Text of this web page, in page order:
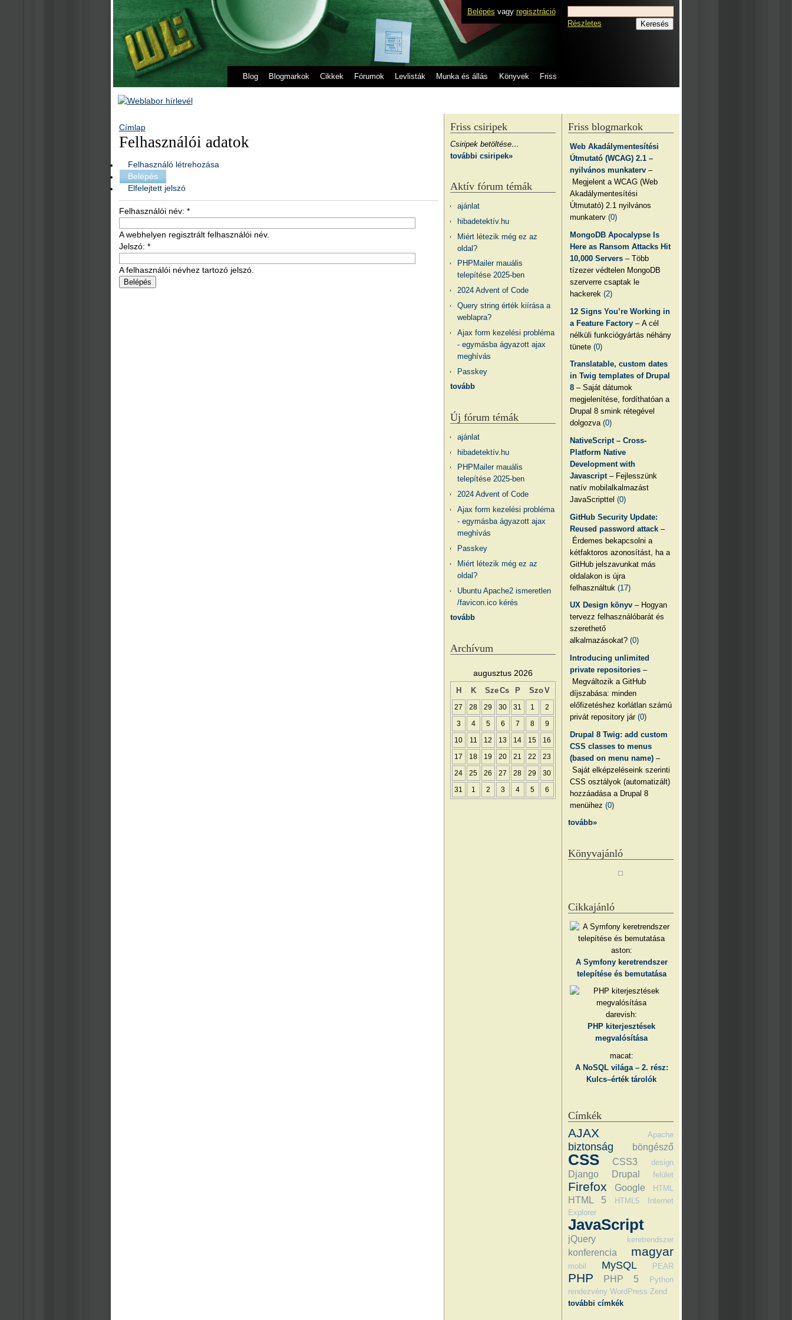
Belépés vagy regisztráció
Blog Blogmarkok Cikkek Fórumok Levlisták Munka és állás Könyvek Friss
Részletes
Címlap
Felhasználói adatok
Felhasználó létrehozása
Belépés
Elfelejtett jelszó
Felhasználói név: *
A webhelyen regisztrált felhasználói név.
Jelszó: *
A felhasználói névhez tartozó jelszó.
Friss blogmarkok
Web Akadálymentesítési
Útmutató (WCAG) 2.1 –
nyilvános munkaterv –
Megjelent a WCAG (Web
Akadálymentesítési
Útmutató) 2.1 nyilvános
munkaterv(0)
MongoDB Apocalypse Is
Here as Ransom Attacks Hit
10,000 Servers – Több
tízezer védtelen MongoDB
szerverre csaptak le
hackerek(2)
12 Signs You’re Working in
a Feature Factory – A cél
nélküli funkciógyártás néhány
tünete(0)
Translatable, custom dates
in Twig templates of Drupal
8 – Saját dátumok
megjelenítése, fordíthatóan a
Drupal 8 smink rétegével
dolgozva(0)
NativeScript – Cross-
Platform Native
Development with
Javascript – Fejlesszünk
natív mobilalkalmazást
JavaScripttel(0)
GitHub Security Update:
Reused password attack –
Érdemes bekapcsolni a
kétfaktoros azonosítást, ha a
GitHub jelszavunkat más
oldalakon is újra
felhasználtuk(17)
UX Design könyv – Hogyan
tervezz felhasználóbarát és
szerethető
alkalmazásokat?(0)
Introducing unlimited
private repositories –
Megváltozik a GitHub
díjszabása: minden
előfizetéshez korlátlan számú
privát repository jár(0)
Drupal 8 Twig: add custom
CSS classes to menus
(based on menu name) –
Saját elképzeléseink szerinti
CSS osztályok (automatizált)
hozzáadása a Drupal 8
menüihez(0)
tovább»
Könyvajánló
Cikkajánló
aston:
A Symfony keretrendszer
telepítése és bemutatása
darevish:
PHP kiterjesztések
megvalósítása
macat:
A NoSQL világa – 2. rész:
Kulcs–érték tárolók
Címkék
AJAX Apache
biztonság böngésző
CSS CSS3 design
Django Drupal felület
Firefox Google HTML
HTML 5 HTML5
Internet
Explorer
JavaScript
jQuery keretrendszer
konferencia magyar
mobil MySQL PEAR
PHP PHP 5
Python
rendezvény WordPress Zend
további címkék
Friss csiripek
Csiripek betöltése…
további csiripek»
Aktív fórum témák
ajánlat
hibadetektív.hu
Miért létezik még ez az
oldal?
PHPMailer mauális
telepítése 2025-ben
2024 Advent of Code
Query string érték kiírása a
weblapra?
Ajax form kezelési probléma
- egymásba ágyazott ajax
meghívás
Passkey
tovább
Új fórum témák
ajánlat
hibadetektív.hu
PHPMailer mauális
telepítése 2025-ben
2024 Advent of Code
Ajax form kezelési probléma
- egymásba ágyazott ajax
meghívás
Passkey
Miért létezik még ez az
oldal?
Ubuntu Apache2 ismeretlen
/favicon.ico kérés
tovább
Archívum
augusztus 2026
H K SzeCs P SzoV
27 28 29 30 31 1 2
3 4 5 6 7 8 9
10 11 12 13 14 15 16
17 18 19 20 21 22 23
24 25 26 27 28 29 30
31 1 2 3 4 5 6